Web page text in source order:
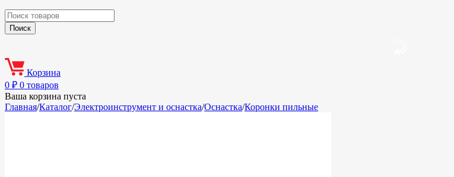
Корзина
0 ₽ 0 товаров
Ваша корзина пуста
Главная/Каталог/Электроинструмент и оснастка/Оснастка/Коронки пильные